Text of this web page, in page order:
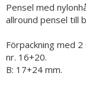
Pensel med
allround pensel till
Förpackning med 2
nr. 16+20.
B: 17+24 mm.